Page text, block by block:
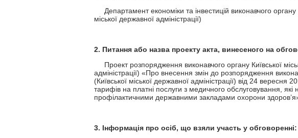
Департамент економіки та інвестицій виконавчого органу
міської державної адміністрації)
2. Питання або назва проекту акта, винесеного на
Проект розпорядження виконавчого органу Київської
адміністрації) «Про внесення змін до розпорядження
(Київської міської державної адміністрації) від 24
тарифів на платні послуги з медичного обслуговування, які
профілактичними державними закладами охорони
3. Інформація про осіб, що взяли участь у обговоренні: